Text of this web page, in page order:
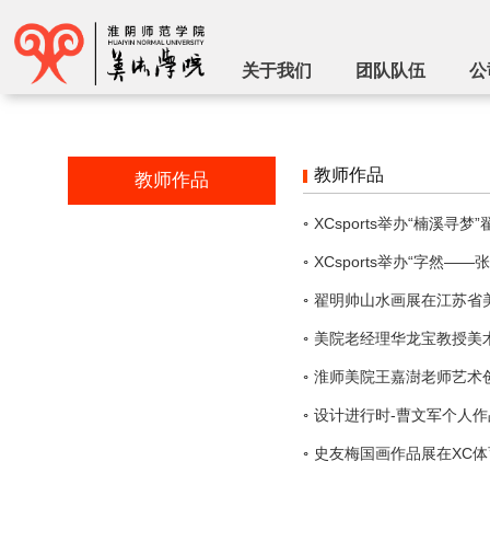
关于我们 团队队伍 公
教师作品 教师作品
XCsports举办“楠溪寻梦
XCsports举办“字然——张
翟明帅山水画展在江苏省
美院老经理华龙宝教授美
淮师美院王嘉澍老师艺术
设计进行时-曹文军个人
史友梅国画作品展在XC